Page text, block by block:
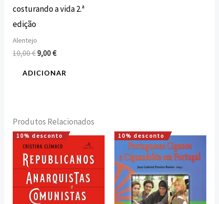
costurando a vida 2.ª
edição
Alentejo
10,00€9,00€
ADICIONAR
Produtos Relacionados
10% desconto
O
preço
original
era:
19,08 €.
O
preço
atual
é:
17,17 €.
10% desconto
O
preço
original
era:
18,00 €.
O
preço
atual
é:
16,20 €.